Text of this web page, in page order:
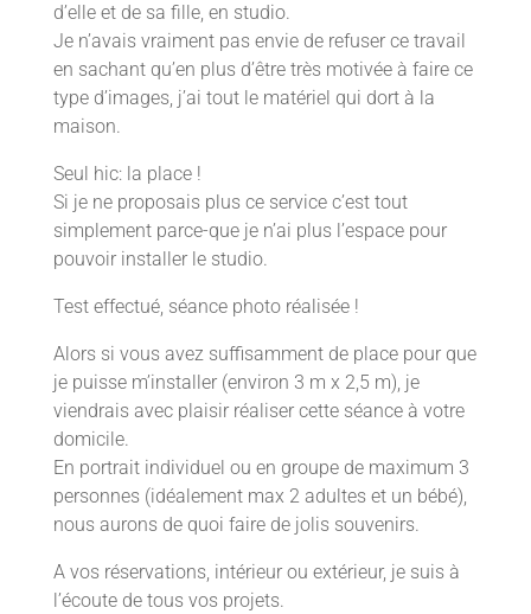
d’elle et de sa fille, en studio.
Je n’avais vraiment pas envie de refuser ce travail
en sachant qu’en plus d’être très motivée à faire ce
type d’images, j’ai tout le matériel qui dort à la
maison.
Seul hic: la place !
Si je ne proposais plus ce service c’est tout
simplement parce-que je n’ai plus l’espace pour
pouvoir installer le studio.
Test effectué, séance photo réalisée !
Alors si vous avez suffisamment de place pour que
je puisse m’installer (environ 3 m x 2,5 m), je
viendrais avec plaisir réaliser cette séance à votre
domicile.
En portrait individuel ou en groupe de maximum 3
personnes (idéalement max 2 adultes et un bébé),
nous aurons de quoi faire de jolis souvenirs.
A vos réservations, intérieur ou extérieur, je suis à
l’écoute de tous vos projets.